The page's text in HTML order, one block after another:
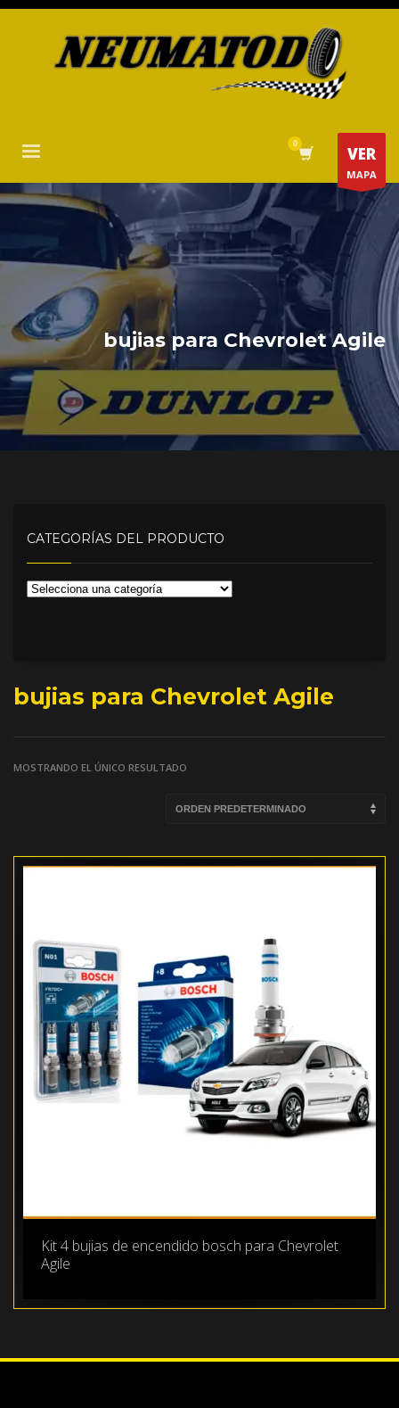
VER
MAPA
bujias para Chevrolet Agile
bujias para Chevrolet Agile
MOSTRANDO EL ÚNICO RESULTADO
Kit 4 bujias de encendido bosch para Chevrolet
Agile
CATEGORÍAS DEL PRODUCTO